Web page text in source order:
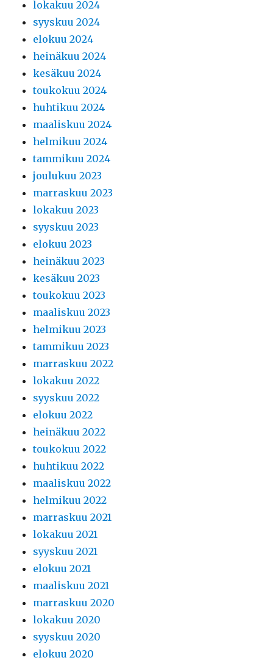
lokakuu 2024
syyskuu 2024
elokuu 2024
heinäkuu 2024
kesäkuu 2024
toukokuu 2024
huhtikuu 2024
maaliskuu 2024
helmikuu 2024
tammikuu 2024
joulukuu 2023
marraskuu 2023
lokakuu 2023
syyskuu 2023
elokuu 2023
heinäkuu 2023
kesäkuu 2023
toukokuu 2023
maaliskuu 2023
helmikuu 2023
tammikuu 2023
marraskuu 2022
lokakuu 2022
syyskuu 2022
elokuu 2022
heinäkuu 2022
toukokuu 2022
huhtikuu 2022
maaliskuu 2022
helmikuu 2022
marraskuu 2021
lokakuu 2021
syyskuu 2021
elokuu 2021
maaliskuu 2021
marraskuu 2020
lokakuu 2020
syyskuu 2020
elokuu 2020